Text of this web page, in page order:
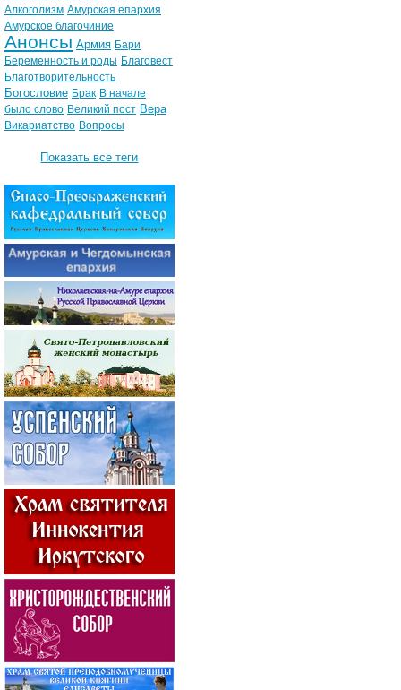
Алкоголизм Амурская епархия
Амурское благочиние
Анонсы Армия Бари
Беременность и роды Благовест
Благотворительность
Богословие Брак В начале
было слово Великий пост Вера
Викариатство Вопросы
Показать все теги